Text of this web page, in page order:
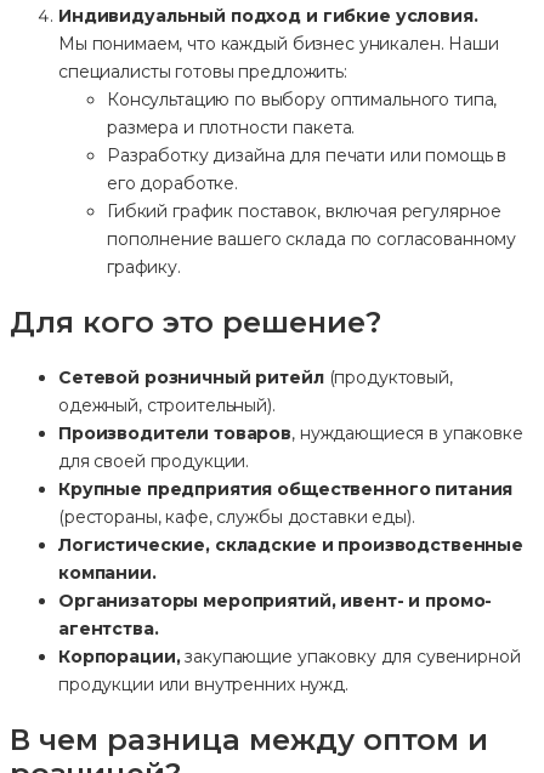
Индивидуальный подход и гибкие условия.
Мы понимаем, что каждый бизнес уникален. Наши
специалисты готовы предложить:
Консультацию по выбору оптимального типа,
размера и плотности пакета.
Разработку дизайна для печати или помощь в
его доработке.
Гибкий график поставок, включая регулярное
пополнение вашего склада по согласованному
графику.
Для кого это решение?
Сетевой розничный ритейл(продуктовый,
одежный, строительный).
Производители товаров, нуждающиеся в упаковке
для своей продукции.
Крупные предприятия общественного питания
(рестораны, кафе, службы доставки еды).
Логистические, складские и производственные
компании.
Организаторы мероприятий, ивент- и промо-
агентства.
Корпорации,закупающие упаковку для сувенирной
продукции или внутренних нужд.
В чем разница между оптом и